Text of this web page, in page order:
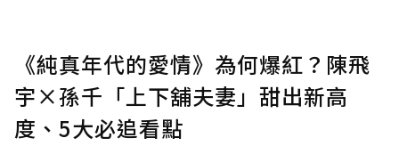
《純真年代的愛情》為何爆紅？陳飛
宇×孫千「上下舖夫妻」甜出新高
度、5大必追看點